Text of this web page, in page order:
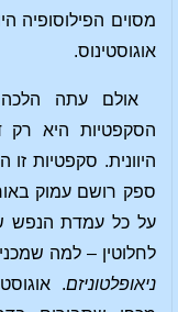
מסוים הפילוסופיה
אוגוסטינוס.
אולם עתה הלכה
הסקפטיות היא רק
היוונית. סקפטיות
ספק רושם עמוק
על כל עמדת הנפש
לחלוטין – למה
ניאופלטוניזם.